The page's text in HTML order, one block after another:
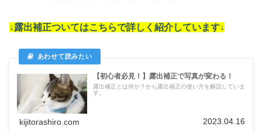
↓露出補正ついてはこちらで詳しく紹介しています↓
【初心者必見！】露出補正で写真が変わる！
露出補正とは何か？から露出補正の使い方を解説していま
す。
kijitorashiro.com 2023.04.16